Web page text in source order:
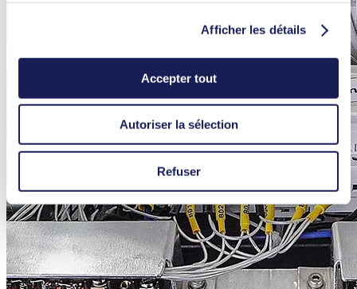
Afficher les détails
Accepter tout
Autoriser la sélection
Refuser